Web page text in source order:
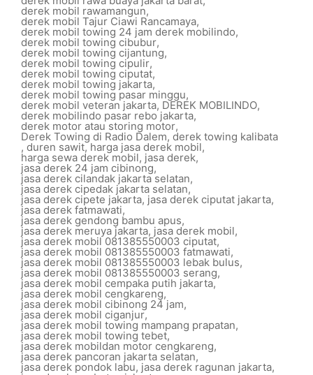
derek mobil rawamangun,
derek mobil Tajur Ciawi Rancamaya,
derek mobil towing 24 jam derek mobilindo,
derek mobil towing cibubur,
derek mobil towing cijantung,
derek mobil towing cipulir,
derek mobil towing ciputat,
derek mobil towing jakarta,
derek mobil towing pasar minggu,
derek mobil veteran jakarta, DEREK MOBILINDO,
derek mobilindo pasar rebo jakarta,
derek motor atau storing motor,
Derek Towing di Radio Dalem, derek towing kalibata
, duren sawit,harga jasa derek mobil,
harga sewa derek mobil, jasa derek,
jasa derek 24 jam cibinong,
jasa derek cilandak jakarta selatan,
jasa derek cipedak jakarta selatan,
jasa derek cipete jakarta, jasa derek ciputat jakarta,
jasa derek fatmawati,
jasa derek gendong bambu apus,
jasa derek meruya jakarta, jasa derek mobil,
jasa derek mobil 081385550003 ciputat,
jasa derek mobil 081385550003 fatmawati,
jasa derek mobil 081385550003 lebak bulus,
jasa derek mobil 081385550003 serang,
jasa derek mobil cempaka putih jakarta,
jasa derek mobil cengkareng,
jasa derek mobil cibinong 24 jam,
jasa derek mobil ciganjur,
jasa derek mobil towing mampang prapatan,
jasa derek mobil towing tebet,
jasa derek mobildan motor cengkareng,
jasa derek pancoran jakarta selatan,
jasa derek pondok labu, jasa derek ragunan jakarta,